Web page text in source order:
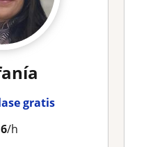
gratis
/h